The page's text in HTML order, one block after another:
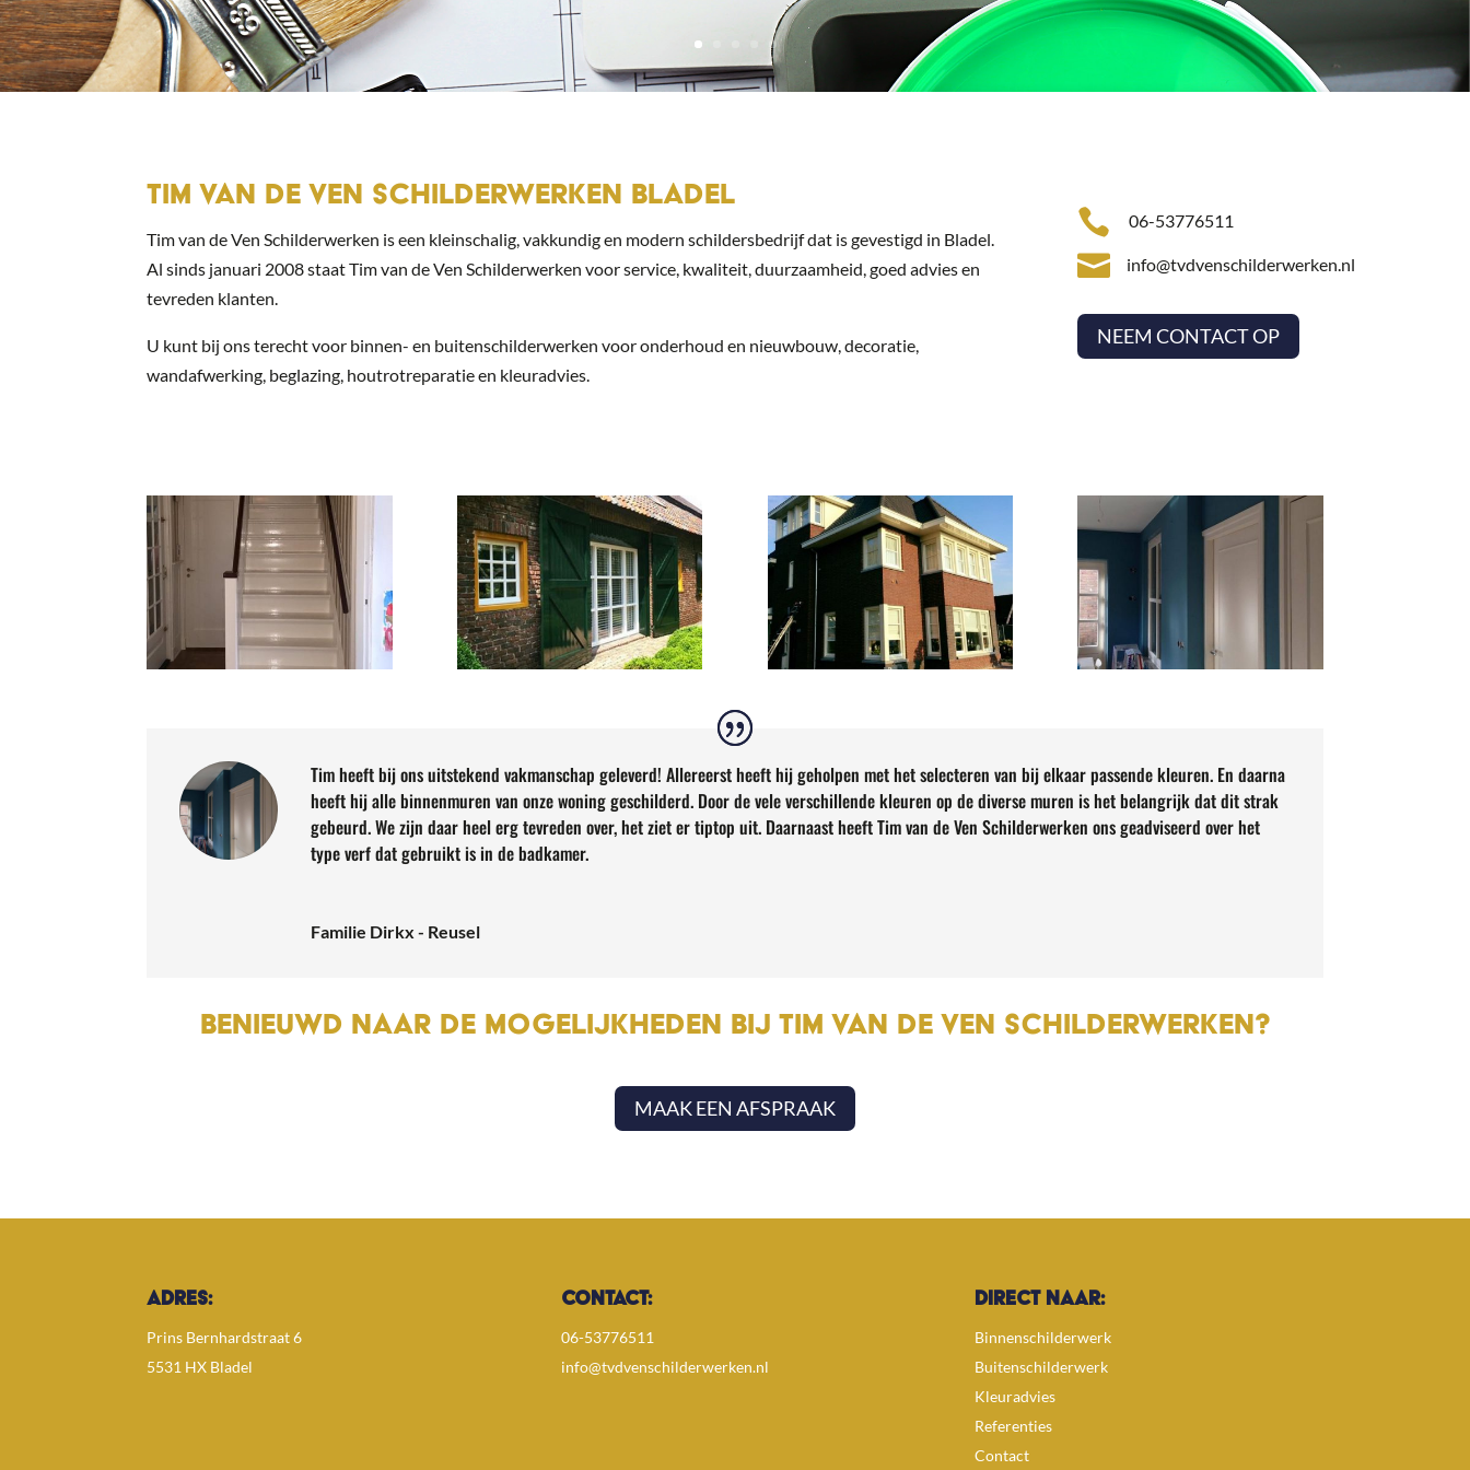
TIM VAN DE VEN SCHILDERWERKEN BLADEL
Tim van de Ven Schilderwerken is een kleinschalig, vakkundig en modern schildersbedrijf dat is gevestigd in Bladel.
Al sinds januari 2008 staat Tim van de Ven Schilderwerken voor service, kwaliteit, duurzaamheid, goed advies en
tevreden klanten.
U kunt bij ons terecht voor binnen- en buitenschilderwerken voor onderhoud en nieuwbouw, decoratie,
wandafwerking, beglazing, houtrotreparatie en kleuradvies.
 06-53776511
 info@tvdvenschilderwerken.nl
NEEM CONTACT OP
Tim heeft bij ons uitstekend vakmanschap geleverd! Allereerst heeft hij geholpen met het selecteren van bij elkaar passende kleuren. En daarna
heeft hij alle binnenmuren van onze woning geschilderd. Door de vele verschillende kleuren op de diverse muren is het belangrijk dat dit strak
gebeurd. We zijn daar heel erg tevreden over, het ziet er tiptop uit. Daarnaast heeft Tim van de Ven Schilderwerken ons geadviseerd over het
type verf dat gebruikt is in de badkamer.
Familie Dirkx - Reusel
BENIEUWD NAAR DE MOGELIJKHEDEN BIJ TIM VAN DE VEN SCHILDERWERKEN?
MAAK EEN AFSPRAAK
ADRES:
Prins Bernhardstraat 6
5531 HX Bladel
CONTACT:
06-53776511
info@tvdvenschilderwerken.nl
DIRECT NAAR:
Binnenschilderwerk
Buitenschilderwerk
Kleuradvies
Referenties
Contact